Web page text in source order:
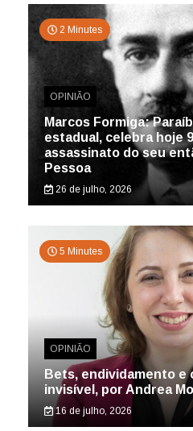
2 Minutes
OPINIÃO
Marcos Formiga:
estadual, celebra hoje
assassinato do seu
Pessoa
26 de julho, 2026
5 Minutes
OPINIÃO
Bets, endividamento e
invisível, por Andrea
16 de julho, 2026